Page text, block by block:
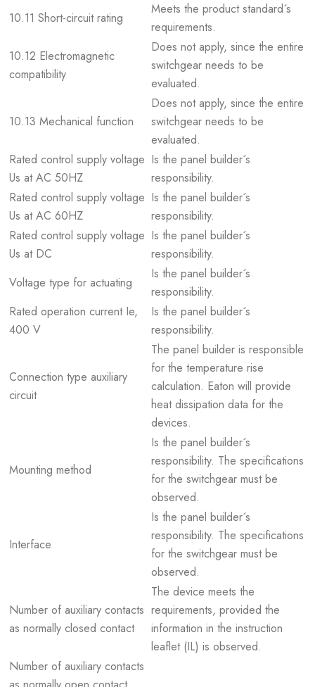
10.11 Short-circuit rating
Meets the product standard´s
requirements.
10.12 Electromagnetic
compatibility
Does not apply, since the entire
switchgear needs to be
evaluated.
10.13 Mechanical function
Does not apply, since the entire
switchgear needs to be
evaluated.
Rated control supply voltage
Us at AC 50HZ
Is the panel builder´s
responsibility.
Rated control supply voltage
Us at AC 60HZ
Is the panel builder´s
responsibility.
Rated control supply voltage
Us at DC
Is the panel builder´s
responsibility.
Voltage type for actuating
Is the panel builder´s
responsibility.
Rated operation current Ie,
400 V
Is the panel builder´s
responsibility.
Connection type auxiliary
circuit
The panel builder is responsible
for the temperature rise
calculation. Eaton will provide
heat dissipation data for the
devices.
Mounting method
Is the panel builder´s
responsibility. The specifications
for the switchgear must be
observed.
Interface
Is the panel builder´s
responsibility. The specifications
for the switchgear must be
observed.
Number of auxiliary contacts
as normally closed contact
The device meets the
requirements, provided the
information in the instruction
leaflet (IL) is observed.
Number of auxiliary contacts